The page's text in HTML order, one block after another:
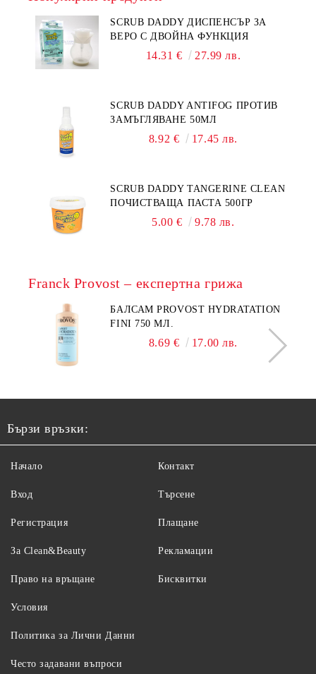
SCRUB DADDY ДИСПЕНСЪР ЗА
ВЕРО С ДВОЙНА ФУНКЦИЯ
14.31 € 27.99 лв.
SCRUB DADDY ANTIFOG ПРОТИВ
ЗАМЪГЛЯВАНЕ 50МЛ
8.92 € 17.45 лв.
SCRUB DADDY TANGERINE CLEAN
ПОЧИСТВАЩА ПАСТА 500ГР
5.00 € 9.78 лв.
Franck Provost – експертна грижа
БАЛСАМ PROVOST HYDRATATION
FINI 750 МЛ.
8.69 € 17.00 лв.
Бързи връзки:
Начало
Вход
Регистрация
За Clean&Beauty
Контакт
Търсене
Плащане
Рекламации
Право на връщане
Условия
Политика за Лични Данни
Често задавани въпроси
Бисквитки